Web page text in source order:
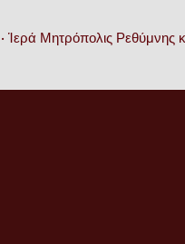
• Ἱερά Μητρόπολις Ρεθύμνης